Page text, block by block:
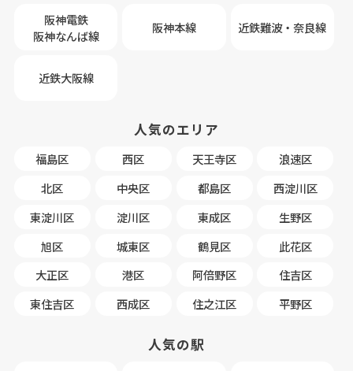
阪神電鉄
阪神なんば線
阪神本線 近鉄難波・奈良線
近鉄大阪線
人気のエリア
福島区 西区 天王寺区
浪速区
北区
中央区 都島区
西淀川区
東淀川区
淀川区 東成区
生野区
旭区
城東区 鶴見区
此花区
大正区
港区 阿倍野区
住吉区
東住吉区
西成区 住之江区 平野区
人気の駅